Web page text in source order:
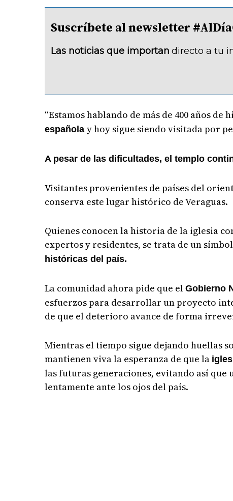
Suscríbete al newsletter
Las noticias que importan directo a tu
“Estamos hablando de más de 400 años de
españolay hoy sigue siendo visitada por
A pesar de las dificultades, el templo
Visitantes provenientes de países del
conserva este lugar histórico de Veraguas.
Quienes conocen la historia de la iglesia
expertos y residentes, se trata de un
históricas del país.
La comunidad ahora pide que elGobierno
esfuerzos para desarrollar un proyecto
de que el deterioro avance de forma
Mientras el tiempo sigue dejando huellas
mantienen viva la esperanza de que la
las futuras generaciones, evitando así que
lentamente ante los ojos del país.